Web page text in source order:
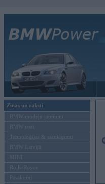
Ziņas un raksti
BMW modeļu jaunumi
BMW testi
Tehnoloģijas & sasniegumi
BMW Latvijā
MINI
Rolls-Royce
Pasākumi